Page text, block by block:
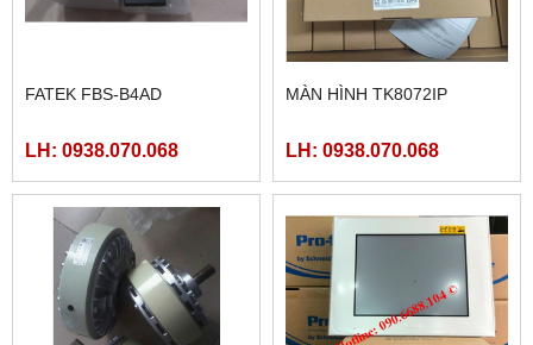
FATEK FBS-B4AD
LH: 0938.070.068
MÀN HÌNH TK8072IP
LH: 0938.070.068